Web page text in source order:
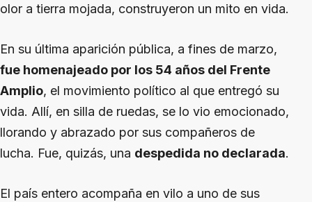
olor a tierra mojada, construyeron un mito en vida.
En su última aparición pública, a fines de marzo,
fue homenajeado por los 54 años del Frente
Amplio, el movimiento político al que entregó su
vida. Allí, en silla de ruedas, se lo vio emocionado,
llorando y abrazado por sus compañeros de
lucha. Fue, quizás, una despedida no declarada.
El país entero acompaña en vilo a uno de sus